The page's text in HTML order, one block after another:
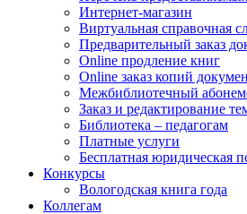
Интернет-магазин
Виртуальная справочная
Предварительный заказ
Online продление книг
Online заказ копий
Межбиблиотечный
Заказ и редактирование
Библиотека – педагогам
Платные услуги
Бесплатная юридическая
Конкурсы
Вологодская книга года
Коллегам